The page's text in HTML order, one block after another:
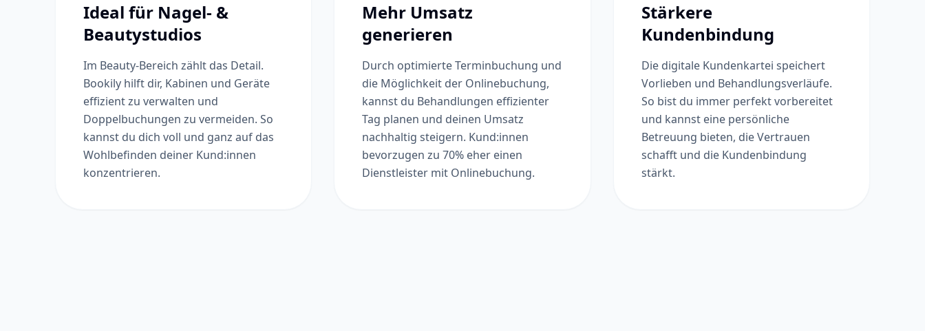
Ideal für Nagel- &
Beautystudios
Im Beauty-Bereich zählt das Detail.
Bookily hilft dir, Kabinen und Geräte
effizient zu verwalten und
Doppelbuchungen zu vermeiden. So
kannst du dich voll und ganz auf das
Wohlbefinden deiner Kund:innen
konzentrieren.
Mehr Umsatz
generieren
Durch optimierte Terminbuchung und
die Möglichkeit der Onlinebuchung,
kannst du Behandlungen effizienter
Tag planen und deinen Umsatz
nachhaltig steigern. Kund:innen
bevorzugen zu 70% eher einen
Dienstleister mit Onlinebuchung.
Stärkere
Kundenbindung
Die digitale Kundenkartei speichert
Vorlieben und Behandlungsverläufe.
So bist du immer perfekt vorbereitet
und kannst eine persönliche
Betreuung bieten, die Vertrauen
schafft und die Kundenbindung
stärkt.